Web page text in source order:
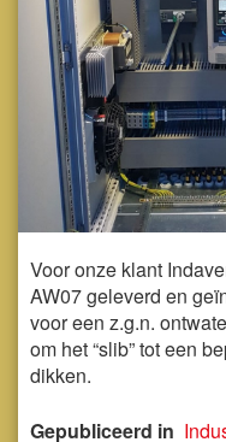
Voor onze klant
AW07 geleverd en
voor een z.g.n.
om het “slib” tot een
dikken.
Gepubliceerd in